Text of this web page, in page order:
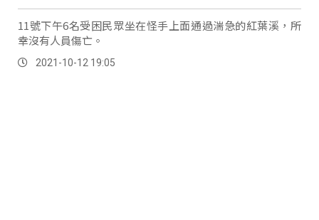
11號下午6名受困民眾坐在怪手上面通過湍急的紅葉溪，所
幸沒有人員傷亡。
2021-10-12 19:05